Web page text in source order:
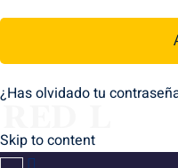
¿Has olvidado tu
Skip to content